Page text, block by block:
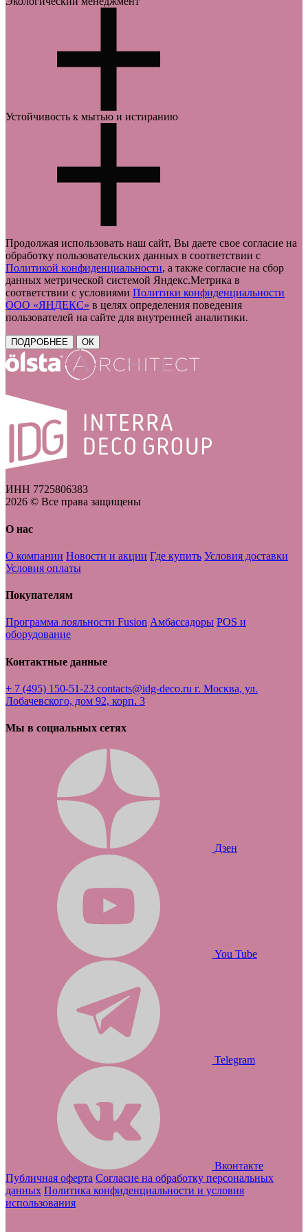
Безопасность
Устойчивость к мытью и истиранию
через 28 дней после окрашивания
Продолжая использовать наш сайт, Вы даете свое согласие на
обработку пользовательских данных в соответствии с
Политикой конфиденциальности, а также согласие на сбор
данных метрической системой Яндекс.Метрика в
соответствии с условиями Политики конфиденциальности
ООО «ЯНДЕКС» в целях определения поведения
пользователей на сайте для внутренней аналитики.
ПОДРОБНЕЕ ОК
ИНН 7725806383
2026 © Все права защищены
О нас
О компании Новости и акции Где купить Условия доставки
Условия оплаты
Покупателям
Программа лояльности Fusion Амбассадоры POS и
оборудование
Контактные данные
+ 7 (495) 150-51-23 contacts@idg-deco.ru г. Москва, ул.
Лобачевского, дом 92, корп. 3
Мы в социальных сетях
Дзен
You Tube
Telegram
Вконтакте
Публичная оферта Согласие на обработку персональных
данных Политика конфиденциальности и условия
использования